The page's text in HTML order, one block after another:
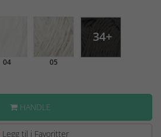
04 05
34+
HANDLE
Legg til i Favoritter